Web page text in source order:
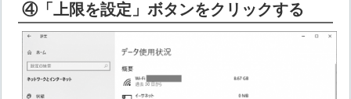
④「上限を設定」ボタンをクリックする